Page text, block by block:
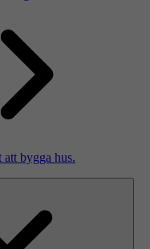
bygga hus.